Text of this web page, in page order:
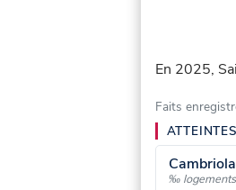
En 2025,
Faits
‰ logements